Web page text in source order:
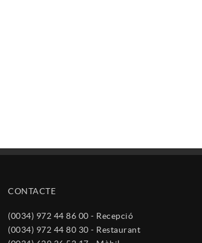
CONTACTE
(0034) 972 44 86 00 - Recepció
(0034) 972 44 80 30 - Restaurant